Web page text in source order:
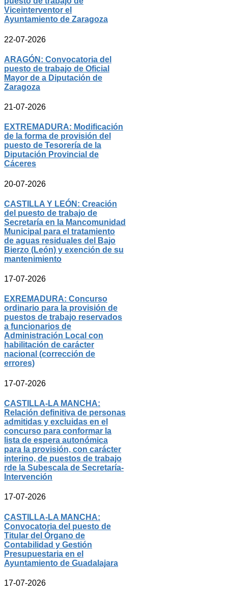
Viceinterventor el
Ayuntamiento de Zaragoza
22-07-2026
ARAGÓN: Convocatoria del
puesto de trabajo de Oficial
Mayor de a Diputación de
Zaragoza
21-07-2026
EXTREMADURA: Modificación
de la forma de provisión del
puesto de Tesorería de la
Diputación Provincial de
Cáceres
20-07-2026
CASTILLA Y LEÓN: Creación
del puesto de trabajo de
Secretaría en la Mancomunidad
Municipal para el tratamiento
de aguas residuales del Bajo
Bierzo (León) y exención de su
mantenimiento
17-07-2026
EXREMADURA: Concurso
ordinario para la provisión de
puestos de trabajo reservados
a funcionarios de
Administración Local con
habilitación de carácter
nacional (corrección de
errores)
17-07-2026
CASTILLA-LA MANCHA:
Relación definitiva de personas
admitidas y excluidas en el
concurso para conformar la
lista de espera autonómica
para la provisión, con carácter
interino, de puestos de trabajo
rde la Subescala de Secretaría-
Intervención
17-07-2026
CASTILLA-LA MANCHA:
Convocatoria del puesto de
Titular del Órgano de
Contabilidad y Gestión
Presupuestaria en el
Ayuntamiento de Guadalajara
17-07-2026